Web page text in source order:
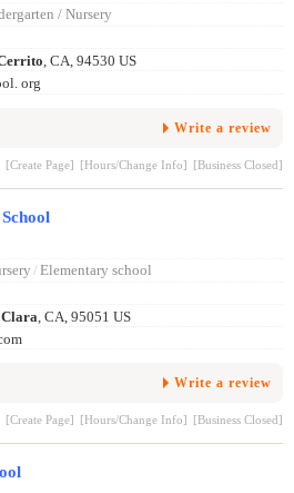
/ Nursery
, CA, 94530 US
org
Write a review
[Create Page] [Hours/Change Info] [Business Closed]
/ Elementary school
Clara , CA, 95051 US
Write a review
[Create Page] [Hours/Change Info] [Business Closed]